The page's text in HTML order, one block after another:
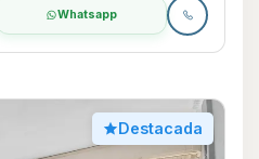
Whatsapp
Destacada